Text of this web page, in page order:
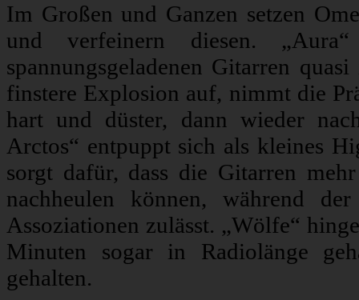
Im Großen und Ganzen setzen
und verfeinern diesen.
spannungsgeladenen Gitarren
finstere Explosion auf, nimmt die
hart und düster, dann wieder
Arctos“ entpuppt sich als kleines
sorgt dafür, dass die Gitarren
nachheulen können, während
Assoziationen zulässt. „Wölfe“
Minuten sogar in Radiolänge
gehalten.